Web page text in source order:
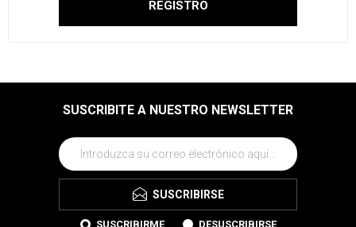
SUSCRIBITE A NUESTRO NEWSLETTER
SUSCRIBIRSE
SUSCRIBIRME DESUSCRIBIRSE